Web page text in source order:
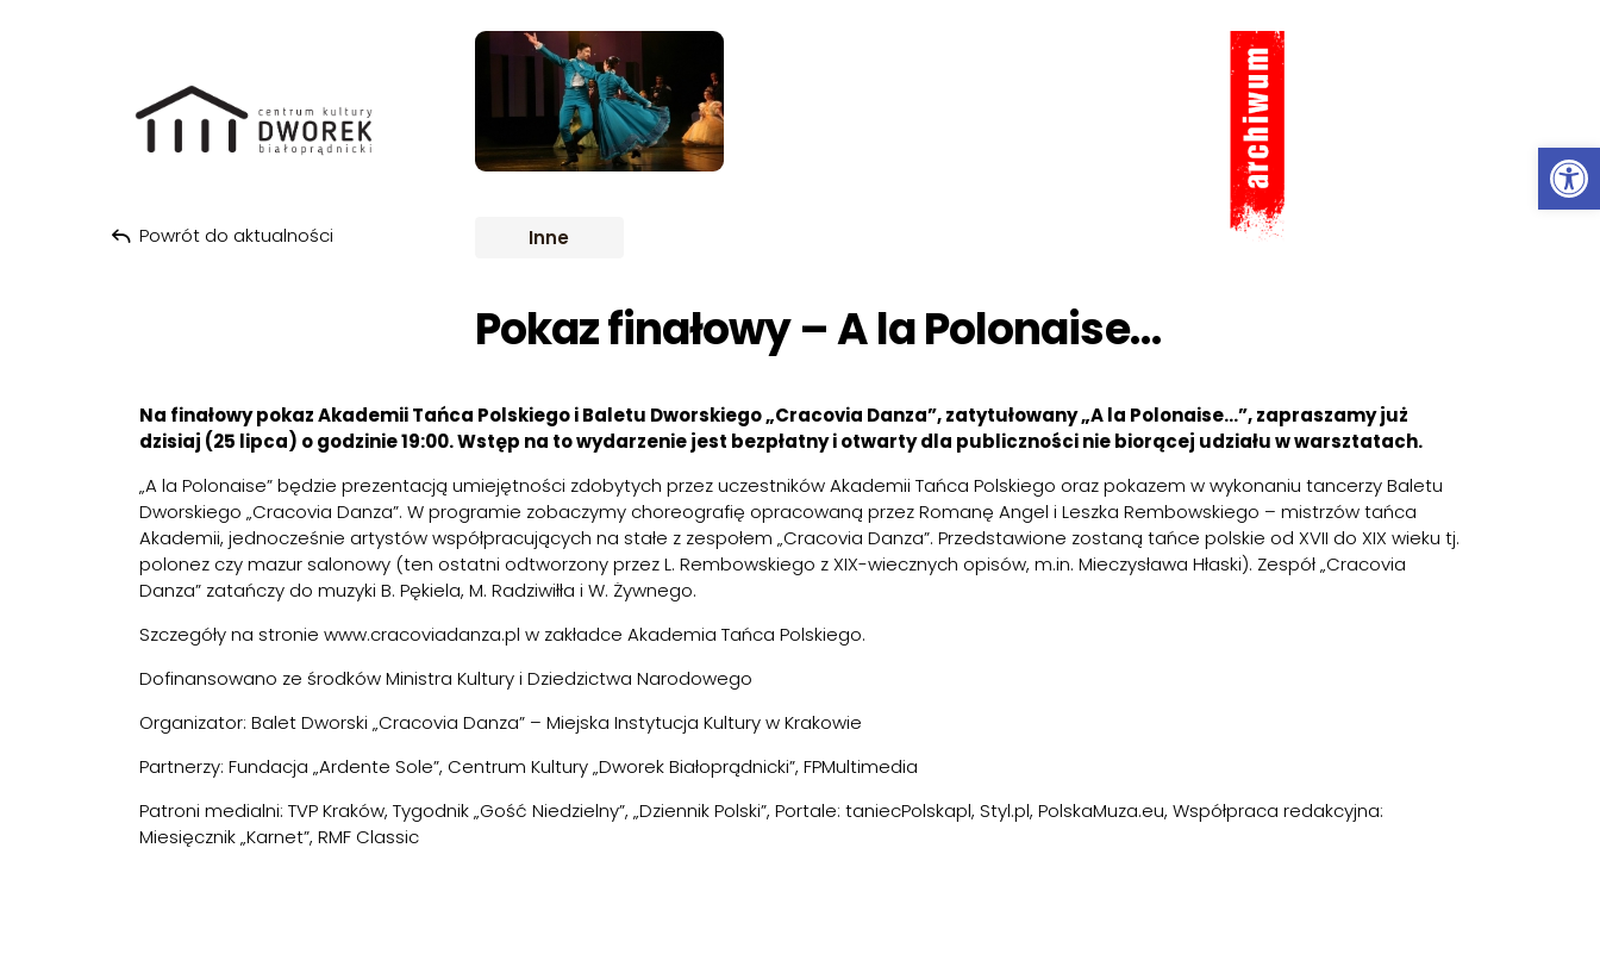
Przeskocz do treści
ARCHIWUM
Inne
Pokaz finałowy – A la Polonaise…
Powrót do aktualności
Na finałowy pokazAkademii Tańca Polskiego i Baletu Dworskiego „Cracovia Danza”, zatytułowany „A la Polonaise…”, zapraszamy już
dzisiaj (25 lipca) o godzinie 19:00. Wstęp na to wydarzenie jest bezpłatny i otwarty dla publiczności nie biorącej udziału w warsztatach.
„A la Polonaise” będzie prezentacją umiejętności zdobytych przez uczestników Akademii Tańca Polskiego oraz pokazem w wykonaniu tancerzy Baletu
Dworskiego „Cracovia Danza”. W programie zobaczymy choreografię opracowaną przez Romanę Angel i Leszka Rembowskiego – mistrzów tańca
Akademii, jednocześnie artystów współpracujących na stałe z zespołem „Cracovia Danza”. Przedstawione zostaną tańce polskie od XVII do XIX wieku tj.
polonez czy mazur salonowy (ten ostatni odtworzony przez L. Rembowskiego z XIX-wiecznych opisów, m.in. Mieczysława Hłaski). Zespół „Cracovia
Danza” zatańczy do muzyki B. Pękiela, M. Radziwiłła i W. Żywnego.
Szczegóły na stronie www.cracoviadanza.pl w zakładce Akademia Tańca Polskiego.
Dofinansowano ze środków Ministra Kultury i Dziedzictwa Narodowego
Organizator: Balet Dworski „Cracovia Danza” – Miejska Instytucja Kultury w Krakowie
Partnerzy: Fundacja „Ardente Sole”, Centrum Kultury „Dworek Białoprądnicki”, FPMultimedia
Patroni medialni: TVP Kraków, Tygodnik „Gość Niedzielny”, „Dziennik Polski”, Portale: taniecPolskapl, Styl.pl, PolskaMuza.eu, Współpraca redakcyjna:
Miesięcznik „Karnet”, RMF Classic